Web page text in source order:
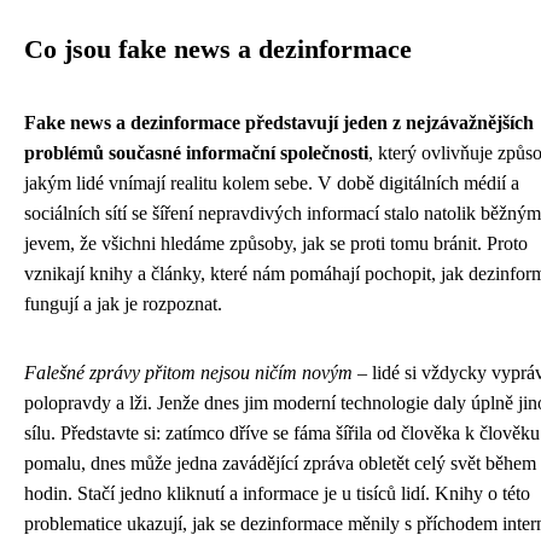
Co jsou fake news a dezinformace
Fake news a dezinformace představují jeden z nejzávažnějších
problémů současné informační společnosti, který ovlivňuje
jakým lidé vnímají realitu kolem sebe. V době digitálních médií a
sociálních sítí se šíření nepravdivých informací stalo natolik běžným
jevem, že všichni hledáme způsoby, jak se proti tomu bránit. Proto
vznikají knihy a články, které nám pomáhají pochopit, jak
fungují a jak je rozpoznat.
Falešné zprávy přitom nejsou ničím novým – lidé si vždycky
polopravdy a lži. Jenže dnes jim moderní technologie daly úplně
sílu. Představte si: zatímco dříve se fáma šířila od člověka k člověku
pomalu, dnes může jedna zavádějící zpráva obletět celý svět během
hodin. Stačí jedno kliknutí a informace je u tisíců lidí. Knihy o této
problematice ukazují, jak se dezinformace měnily s příchodem